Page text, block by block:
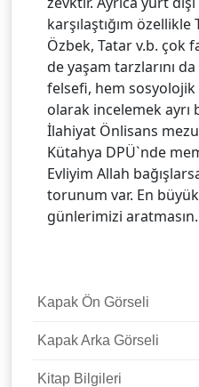
karşılaştığım özellikle
Özbek, Tatar v.b. çok
de yaşam tarzlarını
felsefi, hem
olarak incelemek ayrı
İlahiyat Önlisans
Kütahya DPÜ`nde
Evliyim Allah
torunum var. En
günlerimizi aratmasın.
Kapak Ön Görseli
Kapak Arka Görseli
Kitap Bilgileri